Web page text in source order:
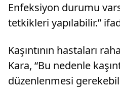
Enfeksiyon durumu
tetkikleri yapılabilir.”
Kaşıntının hastaları
Kara, “Bu nedenle
düzenlenmesi